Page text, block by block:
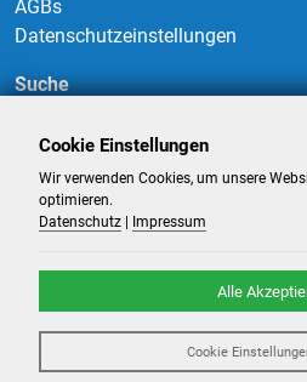
AGBs
Datenschutzeinstellungen
Suche
Suchen
Billigflüge und Reisen- Alle
Cookie Einstellungen
Wir verwenden Cookies, um unsere
optimieren.
Datenschutz
Impressum
Alle
Cookie